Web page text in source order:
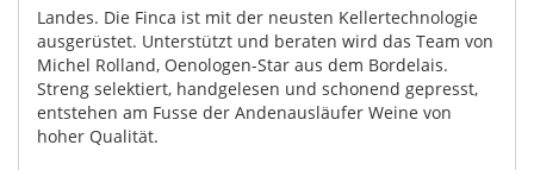
Landes. Die Finca ist mit der neusten Kellertechnologie
ausgerüstet. Unterstützt und beraten wird das Team von
Michel Rolland, Oenologen-Star aus dem Bordelais.
Streng selektiert, handgelesen und schonend gepresst,
entstehen am Fusse der Andenausläufer Weine von
hoher Qualität.